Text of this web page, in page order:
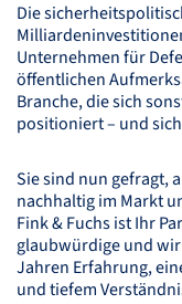
Die
Unternehmen für
öffentlichen
Branche, die sich
positioniert – und
Sie sind nun gefragt,
nachhaltig im Markt
Fink & Fuchs ist Ihr
glaubwürdige und
Jahren Erfahrung,
und tiefem